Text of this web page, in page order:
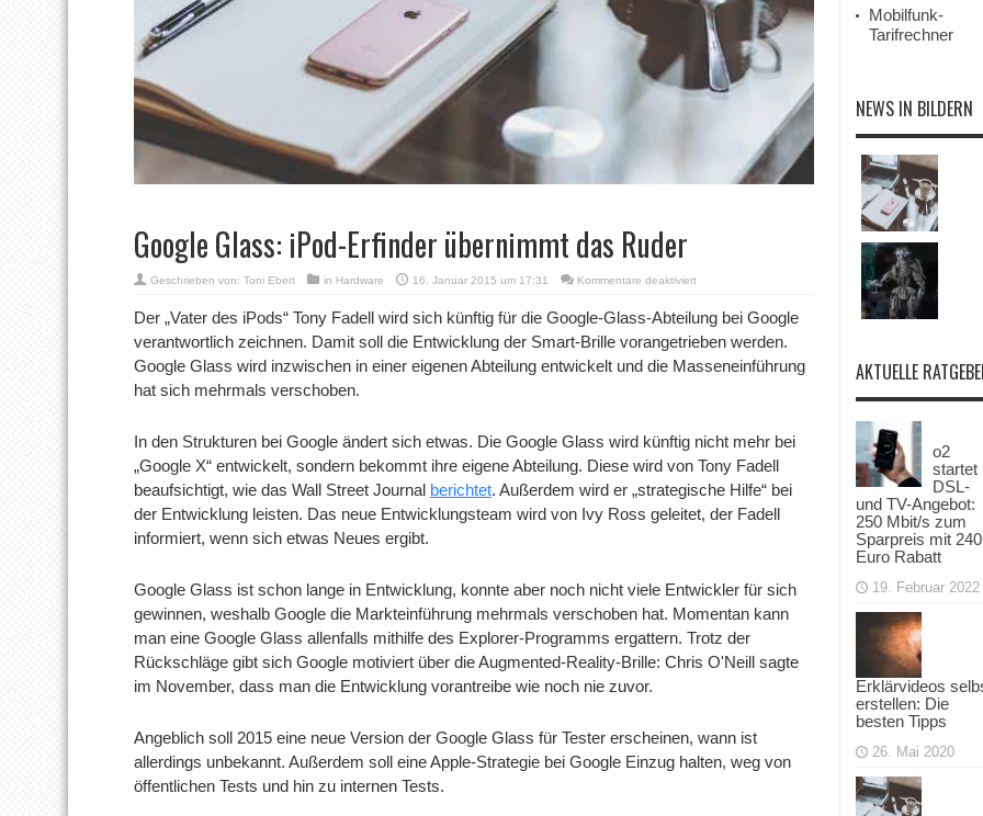
Google Glass: iPod-Erfinder übernimmt das Ruder
Geschrieben von: Toni Ebert in Hardware 16. Januar 2015 um 17:31 Kommentare deaktiviertfür
Glass:
iPod-
Erfinder
das
Der „Vater des iPods“ Tony Fadell wird sich künftig für die Google-Glass-Abteilung bei Google
verantwortlich zeichnen. Damit soll die Entwicklung der Smart-Brille vorangetrieben werden.
Google Glass wird inzwischen in einer eigenen Abteilung entwickelt und die Masseneinführung
hat sich mehrmals verschoben.
In den Strukturen bei Google ändert sich etwas. Die Google Glass wird künftig nicht mehr bei
„Google X“ entwickelt, sondern bekommt ihre eigene Abteilung. Diese wird von Tony Fadell
beaufsichtigt, wie das Wall Street Journal berichtet. Außerdem wird er „strategische Hilfe“ bei
der Entwicklung leisten. Das neue Entwicklungsteam wird von Ivy Ross geleitet, der Fadell
informiert, wenn sich etwas Neues ergibt.
Google Glass ist schon lange in Entwicklung, konnte aber noch nicht viele Entwickler für sich
gewinnen, weshalb Google die Markteinführung mehrmals verschoben hat. Momentan kann
man eine Google Glass allenfalls mithilfe des Explorer-Programms ergattern. Trotz der
Rückschläge gibt sich Google motiviert über die Augmented-Reality-Brille: Chris O'Neill sagte
im November, dass man die Entwicklung vorantreibe wie noch nie zuvor.
Angeblich soll 2015 eine neue Version der Google Glass für Tester erscheinen, wann ist
allerdings unbekannt. Außerdem soll eine Apple-Strategie bei Google Einzug halten, weg von
öffentlichen Tests und hin zu internen Tests.
Mobilfunk-
Tarifrechner
NEWS IN BILDERN
AKTUELLE
o2
startet
DSL-
und TV-Angebot:
250 Mbit/s zum
Sparpreis mit 240
Euro Rabatt
19. Februar 2022
Erklärvideos
erstellen: Die
besten Tipps
26. Mai 2020